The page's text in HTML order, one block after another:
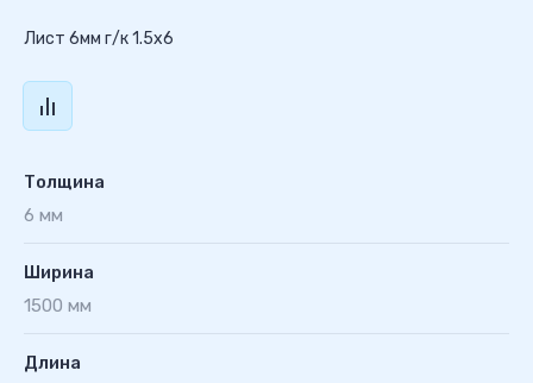
Лист 6мм г/к 1.5х6
Толщина
6 мм
Ширина
1500 мм
Длина